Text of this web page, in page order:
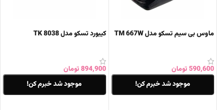
ماوس بی سیم تسکو مدل TM 667W
590,600تومان
موجود شد خبرم کن!
کیبورد تسکو مدل TK 8038
894,900تومان
موجود شد خبرم کن!